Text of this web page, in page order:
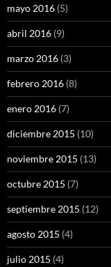
mayo 2016 (5)
abril 2016 (9)
marzo 2016 (3)
febrero 2016 (8)
enero 2016 (7)
diciembre 2015 (10)
noviembre 2015 (13)
octubre 2015 (7)
septiembre 2015 (12)
agosto 2015 (4)
julio 2015 (4)